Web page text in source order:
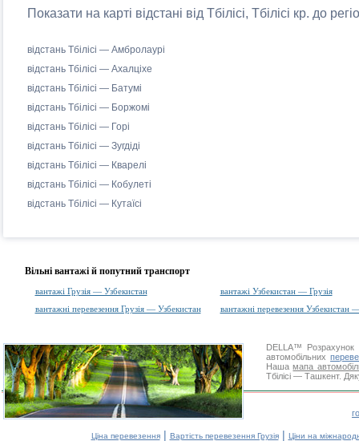
Показати на карті відстані від Тбілісі, Тбілісі кр. до
відстань Тбілісі — Амбролаурі
відстань Тбілісі — Ахалціхе
відстань Тбілісі — Батумі
відстань Тбілісі — Боржомі
відстань Тбілісі — Горі
відстань Тбілісі — Зугдіді
відстань Тбілісі — Кварелі
відстань Тбілісі — Кобулеті
відстань Тбілісі — Кутаїсі
Вільні вантажі й попутний транспорт
вантажі Грузія — Узбекистан
вантажі Узбекистан — Грузія
вантажні перевезення Грузія — Узбекистан
вантажні перевезення Узбекистан
DELLA™ Розрахунок
автомобільних
Нашамапа
Тбілісі — Ташкент.
Ціна перевезення| Вартість перевезення Грузія| Ціни на